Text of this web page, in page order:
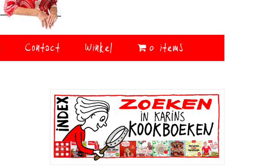
Contact Winkel 0 items
Primaire
Sidebar